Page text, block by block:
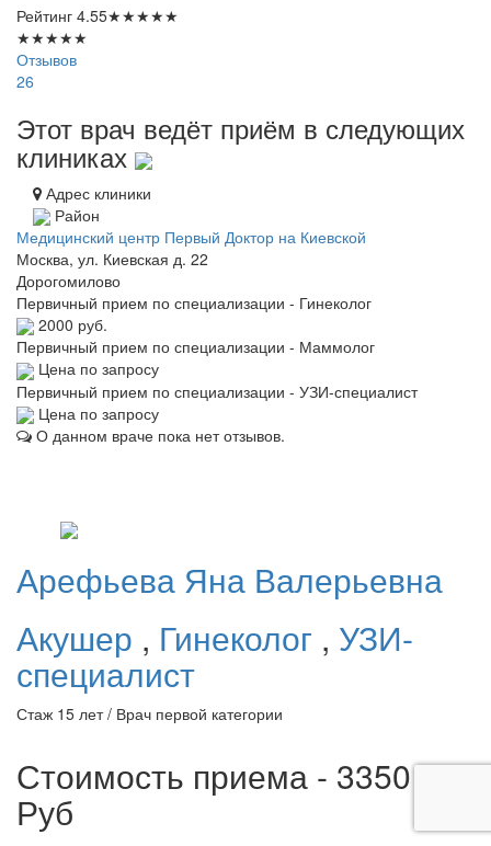
Рейтинг 4.55★★★★★
★★★★★
Отзывов
26
Этот врач ведёт приём в следующих
клиниках
Адрес клиники
Район
Медицинский центр Первый Доктор на Киевской
Москва, ул. Киевская д. 22
Дорогомилово
Первичный прием по специализации - Гинеколог
2000 руб.
Первичный прием по специализации - Маммолог
Цена по запросу
Первичный прием по специализации - УЗИ-специалист
Цена по запросу
О данном враче пока нет отзывов.
Арефьева Яна Валерьевна
Акушер , Гинеколог , УЗИ-
специалист
Стаж 15 лет / Врач первой категории
Стоимость приема - 3350
Руб